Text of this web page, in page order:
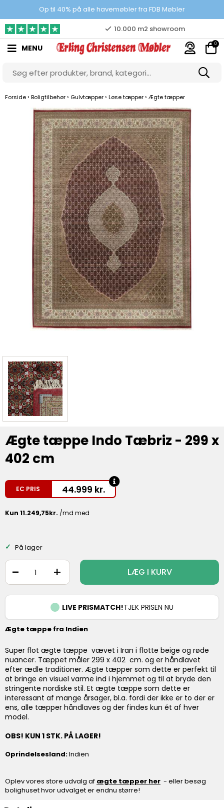
Op til 40% på alle havemøbler fra FDB Møbler
Prisgaranti
10.000 m2 showroom
Gratis & gode parkeringsforhold
MENU 0
Forside › Boligtilbehør › Gulvtæpper › Løse tæpper › Ægte tæpper
Ægte tæppe Indo Tæbriz - 299 x
402 cm
EC PRIS 44.999 kr.
På lager
+
- LÆG I KURV
LIVE PRISMATCH!TJEK PRISEN NU
Ægte tæppe fra Indien
Super flot ægte tæppe vævet i Iran i flotte beige og røde
nuancer. Tæppet måler 299 x 402 cm. og er håndlavet
efter ædle traditioner. Ægte tæpper som dette er perfekt til
at bringe en visuel varme ind i hjemmet og til at bryde den
stringente nordiske stil. Et ægte tæppe som dette er
interessant af mange årsager, bl.a. fordi der ikke er to der er
ens, alle tæpper håndlaves og der findes kun ét af hver
model.
OBS! KUN 1 STK. PÅ LAGER!
Oprindelsesland:Indien
Oplev vores store udvalg af ægte tæpper her - eller besøg
bolighuset hvor udvalget er endnu større!